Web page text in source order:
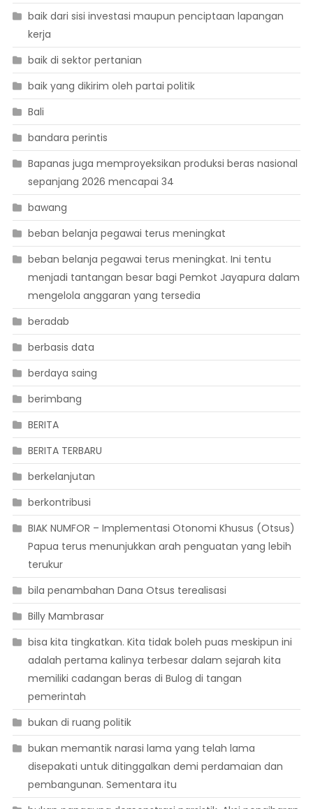
baik dari sisi investasi maupun penciptaan lapangan
kerja
baik di sektor pertanian
baik yang dikirim oleh partai politik
Bali
bandara perintis
Bapanas juga memproyeksikan produksi beras nasional
sepanjang 2026 mencapai 34
bawang
beban belanja pegawai terus meningkat
beban belanja pegawai terus meningkat. Ini tentu
menjadi tantangan besar bagi Pemkot Jayapura dalam
mengelola anggaran yang tersedia
beradab
berbasis data
berdaya saing
berimbang
BERITA
BERITA TERBARU
berkelanjutan
berkontribusi
BIAK NUMFOR – Implementasi Otonomi Khusus (Otsus)
Papua terus menunjukkan arah penguatan yang lebih
terukur
bila penambahan Dana Otsus terealisasi
Billy Mambrasar
bisa kita tingkatkan. Kita tidak boleh puas meskipun ini
adalah pertama kalinya terbesar dalam sejarah kita
memiliki cadangan beras di Bulog di tangan
pemerintah
bukan di ruang politik
bukan memantik narasi lama yang telah lama
disepakati untuk ditinggalkan demi perdamaian dan
pembangunan. Sementara itu